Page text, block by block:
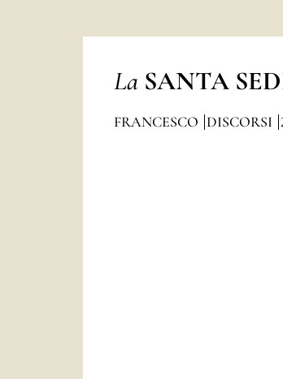
La SANTA
FRANCESCO DISCORSI